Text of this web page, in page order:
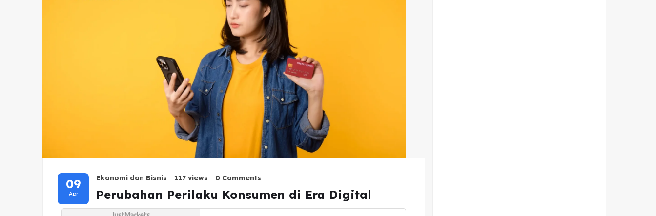
09
Apr
Ekonomi dan Bisnis 117 views 0 Comments
Perubahan Perilaku Konsumen di Era Digital